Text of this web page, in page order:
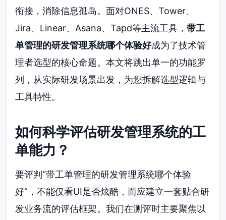
衔接，消除信息孤岛。面对ONES、Tower、
Jira、Linear、Asana、Tapd等主流工具，带工
单管理的研发管理系统哪个体验好成为了技术管
理者选型的核心命题。本文将跳出单一的功能罗
列，从实际研发场景出发，为您拆解选型逻辑与
工具特性。
如何科学评估研发管理系统的工
单能力？
要评判“带工单管理的研发管理系统哪个体验
好”，不能仅看UI是否炫酷，而应建立一套贴合研
发业务流的评估框架。我们在测评时主要聚焦以